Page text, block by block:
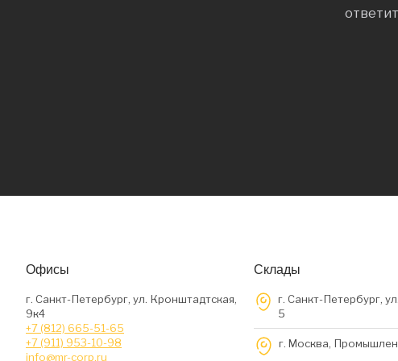
Офисы
г. Санкт-Петербург, ул. Кронштадтская,
9к4
+7 (812) 665-51-65
+7 (911) 953-10-98
info@mr-corp.ru
Склады
г. Санкт-Петербург,
5
г. Москва,